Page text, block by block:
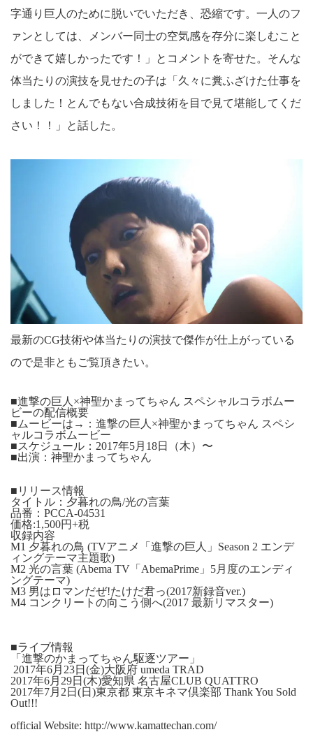
字通り巨人のために脱いでいただき、恐縮です。一人のフ
ァンとしては、メンバー同士の空気感を存分に楽しむこと
ができて嬉しかったです！」とコメントを寄せた。そんな
体当たりの演技を見せたの子は「久々に糞ふざけた仕事を
しました！とんでもない合成技術を目で見て堪能してくだ
さい！！」と話した。
最新のCG技術や体当たりの演技で傑作が仕上がっている
ので是非ともご覧頂きたい。
■進撃の巨人×神聖かまってちゃん スペシャルコラボムー
ビーの配信概要
■ムービーは→： 進撃の巨人×神聖かまってちゃん スペシ
ャルコラボムービー
■スケジュール：2017年5月18日（木）〜
■出演：神聖かまってちゃん
■リリース情報
タイトル：夕暮れの鳥/光の言葉
品番：PCCA-04531
価格:1,500円+税
収録内容
M1 夕暮れの鳥 (TVアニメ「進撃の巨人」Season 2 エンデ
ィングテーマ主題歌)
M2 光の言葉 (Abema TV「AbemaPrime」5月度のエンディ
ングテーマ)
M3 男はロマンだぜ!たけだ君っ(2017新録音ver.)
M4 コンクリートの向こう側へ(2017 最新リマスター)
■ライブ情報
「進撃のかまってちゃん駆逐ツアー」
2017年6月23日(金)大阪府 umeda TRAD
2017年6月29日(木)愛知県 名古屋CLUB QUATTRO
2017年7月2日(日)東京都 東京キネマ倶楽部 Thank You Sold
Out!!!
official Website: http://www.kamattechan.com/